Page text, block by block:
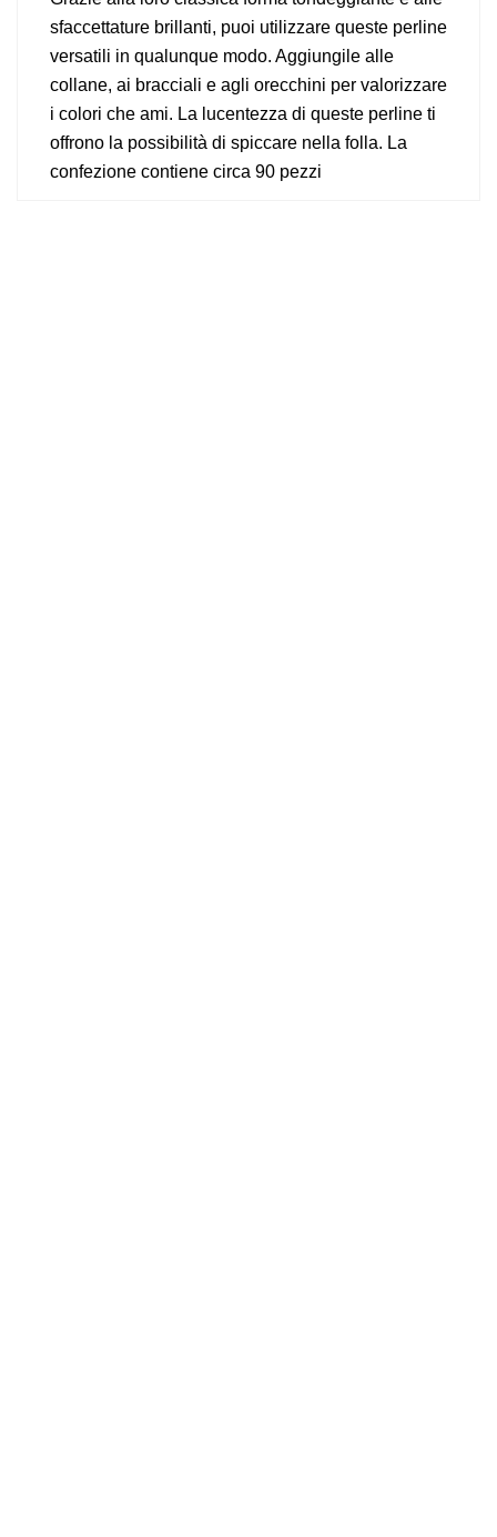
sfaccettature brillanti, puoi utilizzare queste perline
versatili in qualunque modo. Aggiungile alle
collane, ai bracciali e agli orecchini per valorizzare
i colori che ami. La lucentezza di queste perline ti
offrono la possibilità di spiccare nella folla. La
confezione contiene circa 90 pezzi